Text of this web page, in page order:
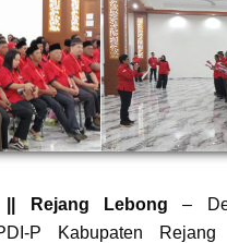
|| Rejang Lebong –
P Kabupaten Rejang
Page